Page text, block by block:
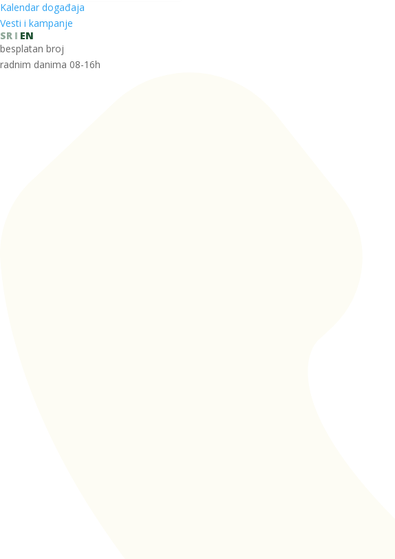
Kalendar događaja
Vesti i kampanje
SR
EN
besplatan broj
radnim danima 08-16h